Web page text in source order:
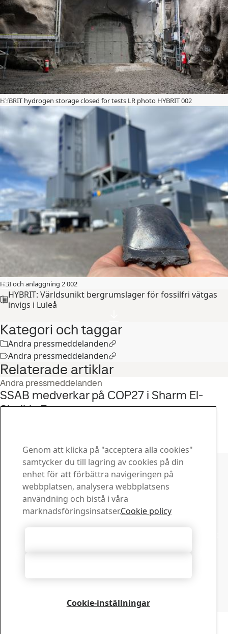
HYBRIT hydrogen storage closed for tests LR photo HYBRIT 002
HBI och anläggning 2 002
HYBRIT: Världsunikt bergrumslager för fossilfri vätgas
invigs i Luleå
Kategori och taggar
Andra pressmeddelanden
Andra pressmeddelanden
Relaterade artiklar
Andra pressmeddelanden
SSAB medverkar på COP27 i Sharm El-
Sheikh, Egypten
Kontakta SSAB
Kontakta oss
Hur kan vi hjälpa dig?
Visa kontakter
Downloadcenter
Genom att klicka på "acceptera alla cookies"
samtycker du till lagring av cookies på din
enhet för att förbättra navigeringen på
webbplatsen, analysera webbplatsens
användning och bistå i våra
marknadsföringsinsatser.Cookie policy
Cookie-inställningar